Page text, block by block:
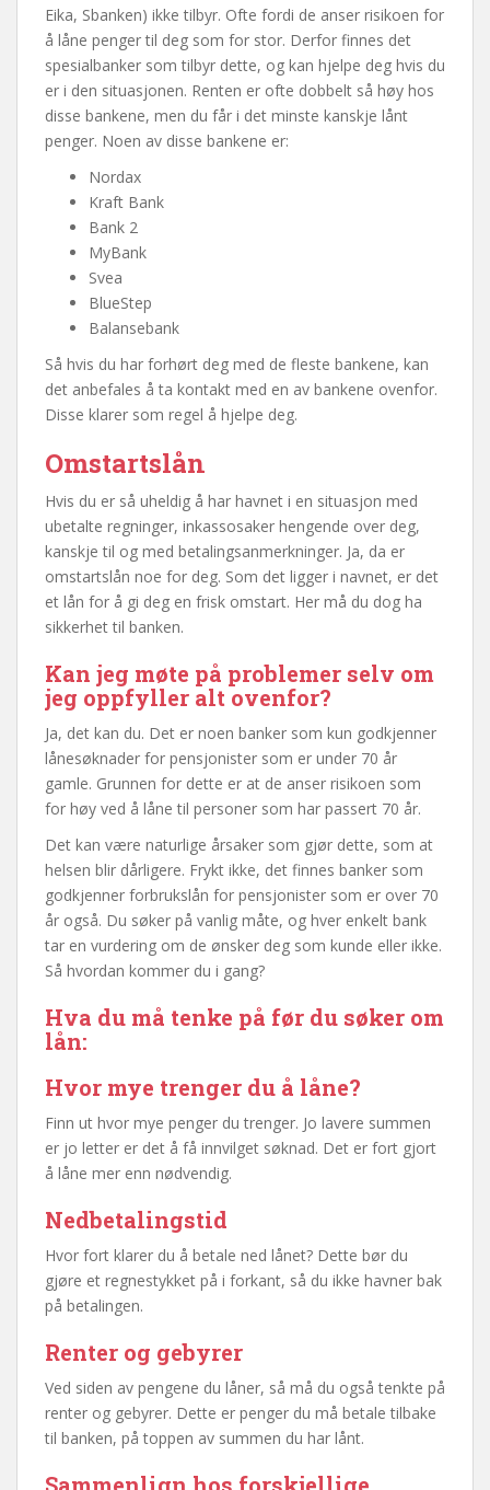
Eika, Sbanken) ikke tilbyr. Ofte fordi de anser risikoen for
å låne penger til deg som for stor. Derfor finnes det
spesialbanker som tilbyr dette, og kan hjelpe deg hvis du
er i den situasjonen. Renten er ofte dobbelt så høy hos
disse bankene, men du får i det minste kanskje lånt
penger. Noen av disse bankene er:
Nordax
Kraft Bank
Bank 2
MyBank
Svea
BlueStep
Balansebank
Så hvis du har forhørt deg med de fleste bankene, kan
det anbefales å ta kontakt med en av bankene ovenfor.
Disse klarer som regel å hjelpe deg.
Omstartslån
Hvis du er så uheldig å har havnet i en situasjon med
ubetalte regninger, inkassosaker hengende over deg,
kanskje til og med betalingsanmerkninger. Ja, da er
omstartslån noe for deg. Som det ligger i navnet, er det
et lån for å gi deg en frisk omstart. Her må du dog ha
sikkerhet til banken.
Kan jeg møte på problemer selv om
jeg oppfyller alt ovenfor?
Ja, det kan du. Det er noen banker som kun godkjenner
lånesøknader for pensjonister som er under 70 år
gamle. Grunnen for dette er at de anser risikoen som
for høy ved å låne til personer som har passert 70 år.
Det kan være naturlige årsaker som gjør dette, som at
helsen blir dårligere. Frykt ikke, det finnes banker som
godkjenner forbrukslån for pensjonister som er over 70
år også. Du søker på vanlig måte, og hver enkelt bank
tar en vurdering om de ønsker deg som kunde eller ikke.
Så hvordan kommer du i gang?
Hva du må tenke på før du søker om
lån:
Hvor mye trenger du å låne?
Finn ut hvor mye penger du trenger. Jo lavere summen
er jo letter er det å få innvilget søknad. Det er fort gjort
å låne mer enn nødvendig.
Nedbetalingstid
Hvor fort klarer du å betale ned lånet? Dette bør du
gjøre et regnestykket på i forkant, så du ikke havner bak
på betalingen.
Renter og gebyrer
Ved siden av pengene du låner, så må du også tenkte på
renter og gebyrer. Dette er penger du må betale tilbake
til banken, på toppen av summen du har lånt.